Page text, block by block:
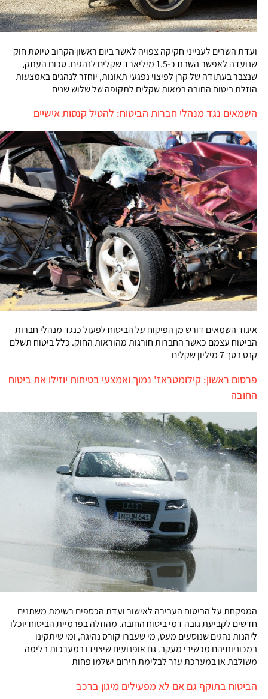
ועדת השרים לענייני חקיקה צפויה לאשר ביום ראשון הקרוב טיוטת חוק
שנועדה לאפשר השבת כ-1.5 מיליארד שקלים לנהגים. סכום העתק,
שנצבר בעתודה של קרן לפיצוי נפגעי תאונות, יוחזר לנהגים באמצעות
הוזלת ביטוח החובה במאות שקלים לתקופה של שלוש שנים
השמאים נגד מנהלי חברות הביטוח: להטיל קנסות אישיים
איגוד השמאים דורש מן הפיקוח על הביטוח לפעול כנגד מנהלי חברות
הביטוח עצמם כאשר החברות חורגות מהוראות החוק. כלל ביטוח תשלם
קנס בסך 7 מיליון שקלים
פרסום ראשון: קילומטראז' נמוך ואמצעי בטיחות יוזילו את ביטוח
החובה
המפקחת על הביטוח העבירה לאישור ועדת הכספים רשימת משתנים
חדשים לקביעת גובה דמי ביטוח החובה. מהוזלה בפרמיית הביטוח יוכלו
ליהנות נהגים שנוסעים מעט, מי שעברו קורס נהיגה, ומי שיתקינו
במכוניותיהם מכשירי מעקב. גם אופנועים שיצוידו במערכות בלימה
משולבת או במערכת עזר לבלימת חירום ישלמו פחות
הביטוח בתוקף גם אם לא מפעילים מיגון ברכב